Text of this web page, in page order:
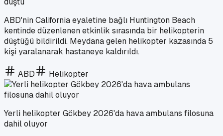
ABD'nin California eyaletine bağlı Huntington Beach
kentinde düzenlenen etkinlik sırasında bir helikopterin
düştüğü bildirildi. Meydana gelen helikopter kazasında 5
kişi yaralanarak hastaneye kaldırıldı.
ABD Helikopter
Yerli helikopter Gökbey 2026'da hava ambulans filosuna
dahil oluyor